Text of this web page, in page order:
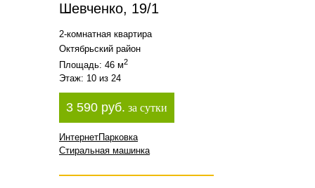
Шевченко, 19/1
2-комнатная квартира
Октябрьский район
Площадь: 46 м2
Этаж: 10 из 24
3 590 руб. за сутки
ИнтернетПарковка
Стиральная машинка